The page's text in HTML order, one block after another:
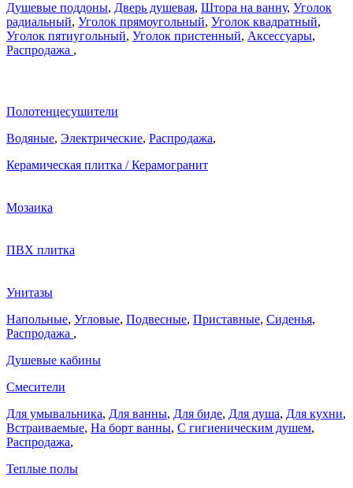
Душевые поддоны, Дверь душевая, Штора на ванну, Уголок
радиальный, Уголок прямоугольный, Уголок квадратный,
Уголок пятиугольный, Уголок пристенный, Аксессуары,
Распродажа ,
Полотенцесушители
Водяные, Электрические, Распродажа,
Керамическая плитка / Керамогранит
Мозаика
ПВХ плитка
Унитазы
Напольные, Угловые, Подвесные, Приставные, Сиденья,
Распродажа ,
Душевые кабины
Смесители
Для умывальника, Для ванны, Для биде, Для душа, Для кухни,
Встраиваемые, На борт ванны, C гигиеническим душем,
Распродажа,
Теплые полы